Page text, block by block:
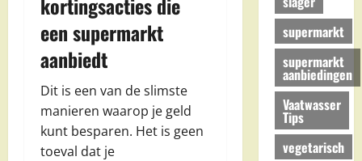
een supermarkt
aanbiedt
Dit is een van de slimste
manieren waarop je geld
kunt besparen. Het is geen
toeval dat je
supermarkt
supermarkt
aanbiedingen
Vaatwasser
Tips
vegetarisch